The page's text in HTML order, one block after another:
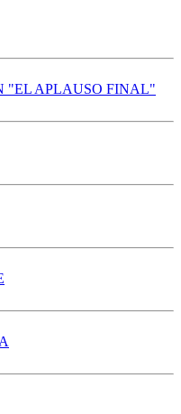
"EL APLAUSO FINAL"